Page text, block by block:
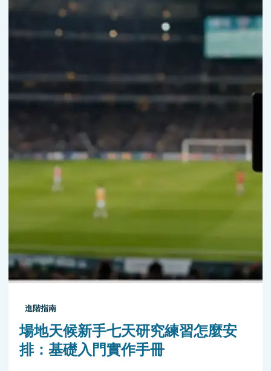
進階指南
場地天候新手七天研究練習怎麼安
排：基礎入門實作手冊